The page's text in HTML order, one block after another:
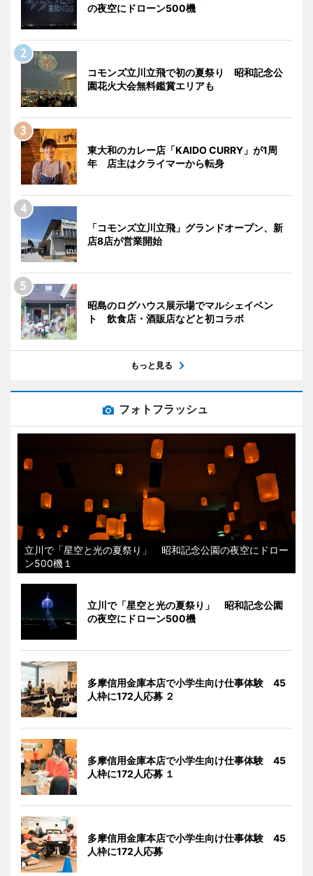
の夜空にドローン500機
コモンズ立川立飛で初の夏祭り 昭和記念公
園花火大会無料鑑賞エリアも
東大和のカレー店「KAIDO CURRY」が1周
年 店主はクライマーから転身
「コモンズ立川立飛」グランドオープン、新
店8店が営業開始
昭島のログハウス展示場でマルシェイベン
ト 飲食店・酒販店などと初コラボ
もっと見る
フォトフラッシュ
立川で「星空と光の夏祭り」 昭和記念公園の夜空にドロー
ン500機１
立川で「星空と光の夏祭り」 昭和記念公園
の夜空にドローン500機
多摩信用金庫本店で小学生向け仕事体験 45
人枠に172人応募 ２
多摩信用金庫本店で小学生向け仕事体験 45
人枠に172人応募 １
多摩信用金庫本店で小学生向け仕事体験 45
人枠に172人応募